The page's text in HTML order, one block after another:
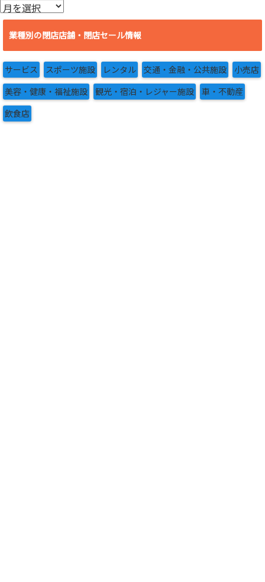
ア
ー
イ
ブ
業種別の閉店店舗・閉店セール情報
サービス スポーツ施設 レンタル 交通・金融・公共施設 小売店
美容・健康・福祉施設 観光・宿泊・レジャー施設 車・不動産
飲食店